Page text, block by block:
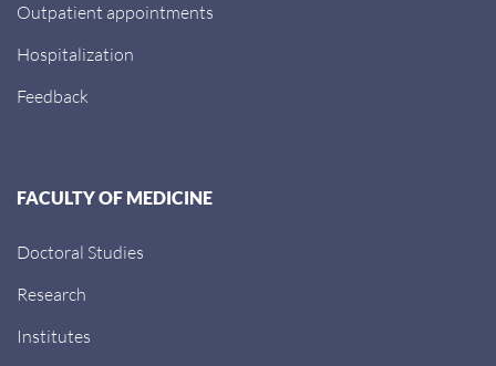
Outpatient appointments
Hospitalization
Feedback
FACULTY OF MEDICINE
Doctoral Studies
Research
Institutes